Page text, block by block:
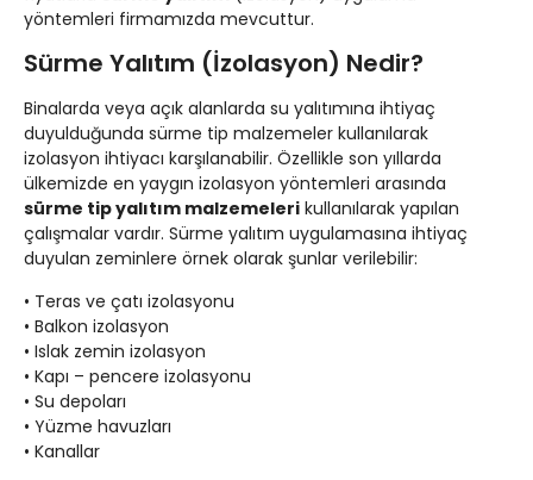
yöntemleri firmamızda mevcuttur.
Sürme Yalıtım (İzolasyon) Nedir?
Binalarda veya açık alanlarda su yalıtımına ihtiyaç
duyulduğunda sürme tip malzemeler kullanılarak
izolasyon ihtiyacı karşılanabilir. Özellikle son yıllarda
ülkemizde en yaygın izolasyon yöntemleri arasında
sürme tip yalıtım malzemeleri kullanılarak yapılan
çalışmalar vardır. Sürme yalıtım uygulamasına ihtiyaç
duyulan zeminlere örnek olarak şunlar verilebilir:
• Teras ve çatı izolasyonu
• Balkon izolasyon
• Islak zemin izolasyon
• Kapı – pencere izolasyonu
• Su depoları
• Yüzme havuzları
• Kanallar